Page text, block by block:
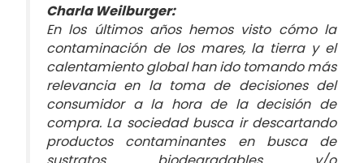
Charla Weilburger:
En los últimos años hemos visto cómo la
contaminación de los mares, la tierra y el
calentamiento global han ido tomando más
relevancia en la toma de decisiones del
consumidor a la hora de la decisión de
compra. La sociedad busca ir descartando
productos contaminantes en busca de